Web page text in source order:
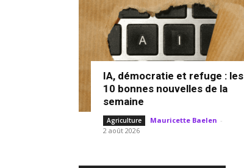
IA, démocratie et refuge : les
10 bonnes nouvelles de la
semaine
Agriculture Mauricette Baelen -
2 août 2026